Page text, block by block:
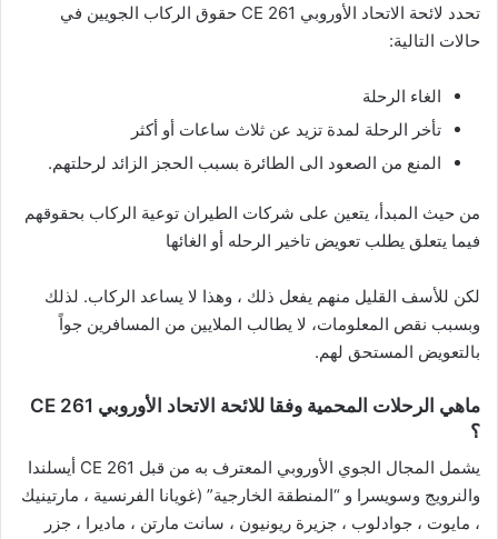
تحدد لائحة الاتحاد الأوروبي CE 261 حقوق الركاب الجويين في
حالات التالية:
الغاء الرحلة
تأخر الرحلة لمدة تزيد عن ثلاث ساعات أو أكثر
المنع من الصعود الى الطائرة بسبب الحجز الزائد لرحلتهم.
من حيث المبدأ، يتعين على شركات الطيران توعية الركاب بحقوقهم
فيما يتعلق يطلب تعويض تاخير الرحله أو الغائها
لكن للأسف القليل منهم يفعل ذلك ، وهذا لا يساعد الركاب. لذلك
وبسبب نقص المعلومات، لا يطالب الملايين من المسافرين جواً
بالتعويض المستحق لهم.
ماهي الرحلات المحمية وفقا للائحة الاتحاد الأوروبي CE 261
؟
يشمل المجال الجوي الأوروبي المعترف به من قبل CE 261 أيسلندا
والنرويج وسويسرا و “المنطقة الخارجية” (غويانا الفرنسية ، مارتينيك
، مايوت ، جوادلوب ، جزيرة ريونيون ، سانت مارتن ، ماديرا ، جزر